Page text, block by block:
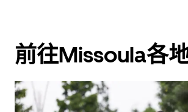
前往Missoula各